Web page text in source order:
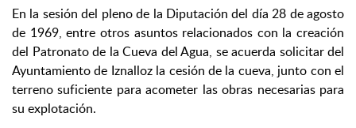
En la sesión del pleno de la Diputación del día 28 de agosto
de 1969, entre otros asuntos relacionados con la creación
del Patronato de la Cueva del Agua, se acuerda solicitar del
Ayuntamiento de Iznalloz la cesión de la cueva, junto con el
terreno suficiente para acometer las obras necesarias para
su explotación.